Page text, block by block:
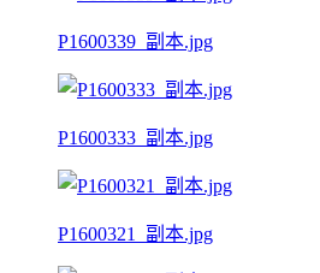
P1600339_副本.jpg
P1600333_副本.jpg
P1600321_副本.jpg